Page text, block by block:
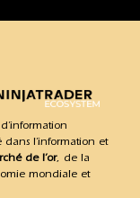
dans l’information et
de l’or, de la
mondiale et